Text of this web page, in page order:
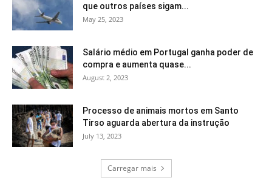
que outros países sigam...
May 25, 2023
Salário médio em Portugal ganha poder de
compra e aumenta quase...
August 2, 2023
Processo de animais mortos em Santo
Tirso aguarda abertura da instrução
July 13, 2023
Carregar mais